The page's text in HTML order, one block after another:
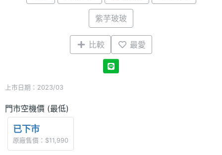
紫芋玻玻
比較 最愛
上市日期：2023/03
門市空機價 (最低)
已下市
原廠售價：$11,990